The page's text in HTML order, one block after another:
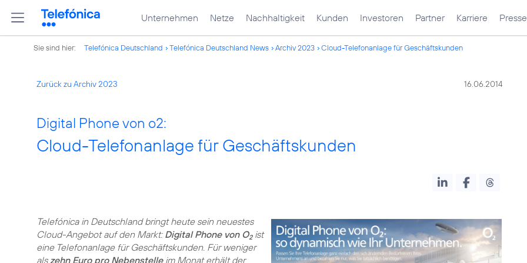
Unternehmen Netze Nachhaltigkeit Kunden Investoren Partner Karriere Presse
Sie sind hier: Telefónica Deutschland Telefónica Deutschland News Archiv 2023 Cloud-Telefonanlage für Geschäftskunden
Zurück zu Archiv 2023 16.06.2014
Digital Phone von o2:
Cloud-Telefonanlage für Geschäftskunden
Telefónica in Deutschland bringt heute sein neuestes
Cloud-Angebot auf den Markt: Digital Phone von O2ist
eine Telefonanlage für Geschäftskunden. Für weniger
als zehn Euro pro Nebenstelleim Monat erhält der